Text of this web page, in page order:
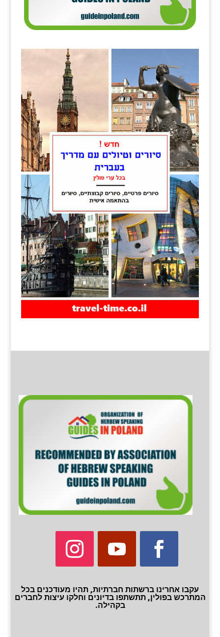
עקבו אחרינו ברשתות חברתיות, תהיו מעודכנים בכל
המתרכש בפולין, תתשתפו בדיונים וחלקו עיצות לחברים
בקהילה.